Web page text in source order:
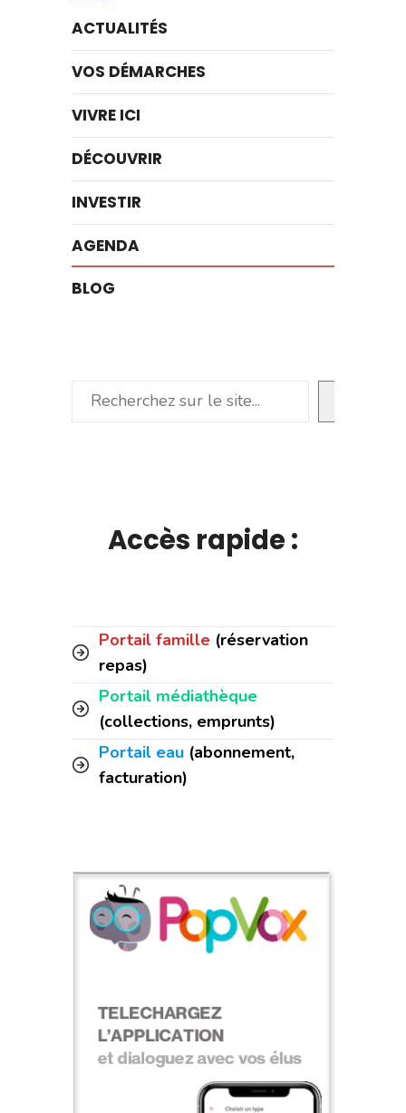
ACTUALITÉS
VOS DÉMARCHES
VIVRE ICI
DÉCOUVRIR
INVESTIR
AGENDA
BLOG
Rechercher
Accès rapide :
Portail famille (réservation
repas)
Portail médiathèque
(collections, emprunts)
Portail eau (abonnement,
facturation)